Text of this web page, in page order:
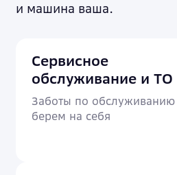
и машина ваша.
Сервисное
обслуживание и ТО
Заботы по обслуживанию
берем на себя